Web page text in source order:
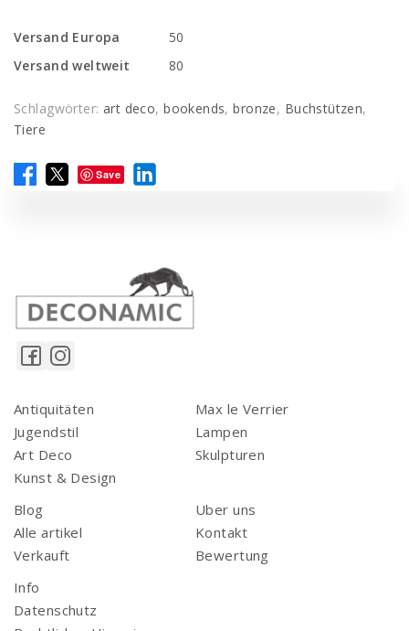
Versand Europa
50
Versand weltweit
80
Schlagwörter: art deco,bookends,bronze, Buchstützen,
Tiere
Save
Antiquitäten
Jugendstil
Art Deco
Kunst & Design
Max le Verrier
Lampen
Skulpturen
Blog
Alle artikel
Verkauft
Uber uns
Kontakt
Bewertung
Info
Datenschutz